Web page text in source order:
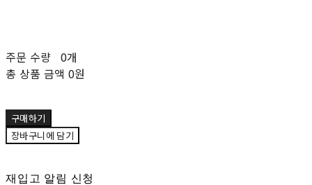
주문 수량 0개
총 상품 금액 0원
구매하기
장바구니에 담기
재입고 알림 신청